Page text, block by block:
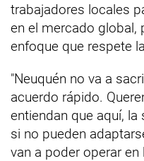
trabajadores locales
en el mercado global,
enfoque que respete
"Neuquén no va a
acuerdo rápido.
entiendan que aquí,
si no pueden
van a poder operar en